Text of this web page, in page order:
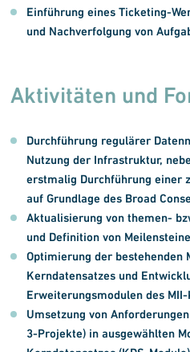
Einführung eines Ticketing-
und Nachverfolgung von
Aktivitäten und
Durchführung regulärer
Nutzung der Infrastruktur,
erstmalig Durchführung einer
auf Grundlage des Broad
Aktualisierung von themen-
und Definition von
Optimierung der bestehenden
Kerndatensatzes und
Erweiterungsmodulen des
Umsetzung von
3-Projekte) in ausgewählten